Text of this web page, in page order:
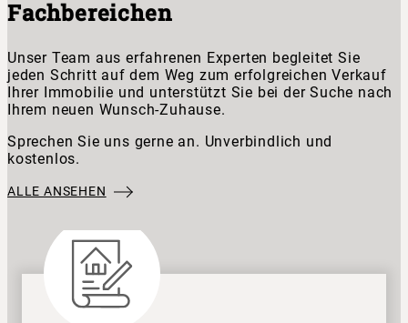
Fachbereichen
Unser Team aus erfahrenen Experten begleitet Sie
jeden Schritt auf dem Weg zum erfolgreichen Verkauf
Ihrer Immobilie und unterstützt Sie bei der Suche nach
Ihrem neuen Wunsch-Zuhause.
Sprechen Sie uns gerne an. Unverbindlich und
kostenlos.
ALLE ANSEHEN